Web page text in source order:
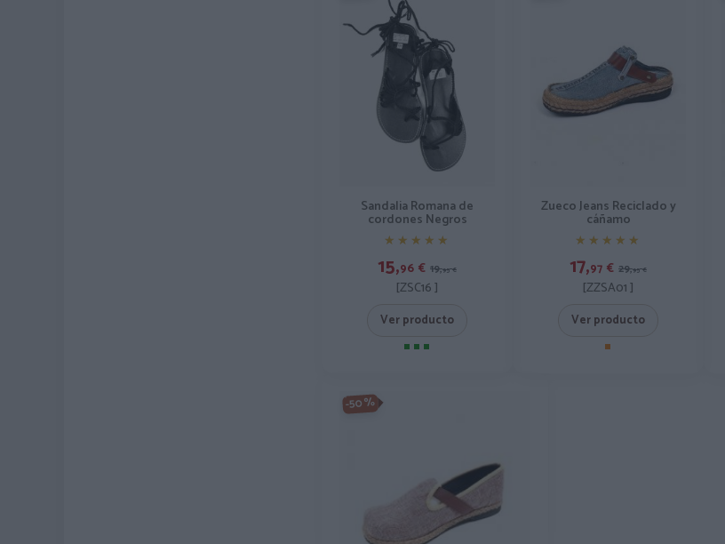
Sandalia Romana de
cordones Negros
★★★★★
★★★★★
15,96 € 19,95 €
[ZSC16 ]
Ver producto
Zueco Jeans Reciclado y
cáñamo
★★★★★
★★★★★
17,97 € 29,95 €
[ZZSA01 ]
Ver producto
-50%